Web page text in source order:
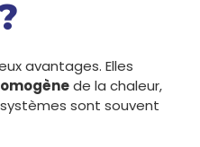
avantages. Elles
de la chaleur,
sont souvent